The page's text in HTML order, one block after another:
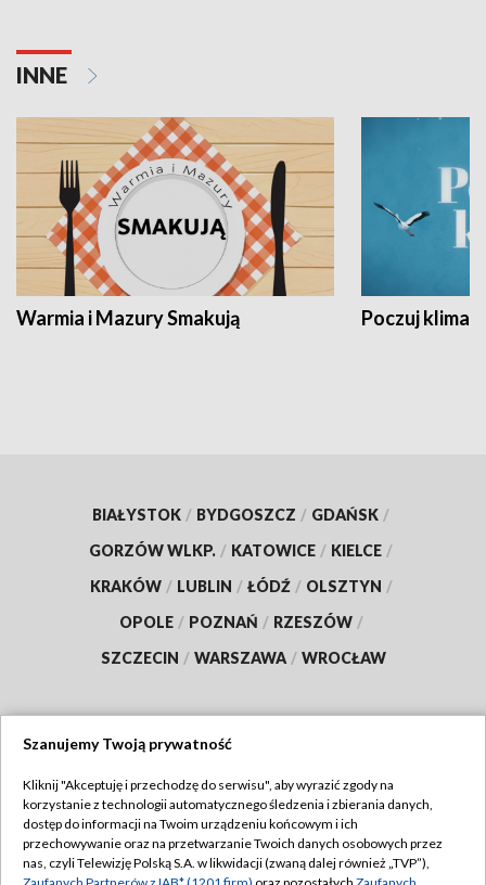
INNE
Warmia i Mazury Smakują Poczuj klimat
BIAŁYSTOK / BYDGOSZCZ / GDAŃSK /
GORZÓW WLKP. / KATOWICE / KIELCE /
KRAKÓW / LUBLIN / ŁÓDŹ / OLSZTYN /
OPOLE / POZNAŃ / RZESZÓW /
SZCZECIN / WARSZAWA / WROCŁAW
TVP
Abonament TVP
Emisja w TVP
Regulamin TVP
Szanujemy Twoją prywatność
Kliknij "Akceptuję i przechodzę do serwisu", aby wyrazić zgody na
korzystanie z technologii automatycznego śledzenia i zbierania danych,
dostęp do informacji na Twoim urządzeniu końcowym i ich
przechowywanie oraz na przetwarzanie Twoich danych osobowych przez
nas, czyli Telewizję Polską S.A. w likwidacji (zwaną dalej również „TVP”),